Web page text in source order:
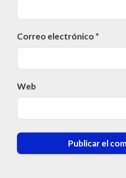
Correo electrónico *
Web